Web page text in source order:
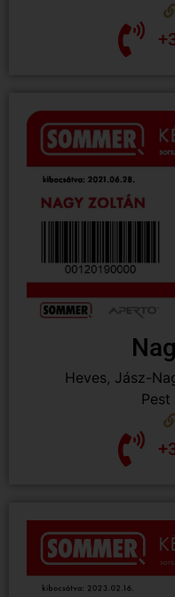
Heves, Jász-
Pest